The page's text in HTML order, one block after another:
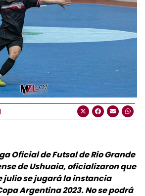
Oficial de Futsal de Rio Grande
de Ushuaia, oficializaron que
julio se jugará la instancia
Argentina 2023. No se podrá